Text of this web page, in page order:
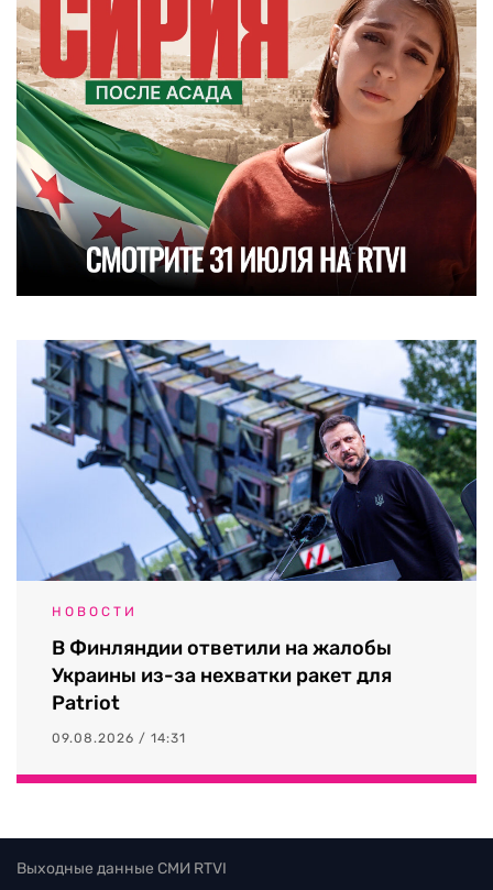
НОВОСТИ
В Финляндии ответили на жалобы
Украины из-за нехватки ракет для
Patriot
09.08.2026 / 14:31
Выходные данные СМИ RTVI